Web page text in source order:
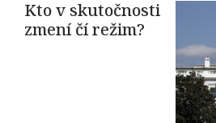
Kto v skutočnosti
zmení čí režim?